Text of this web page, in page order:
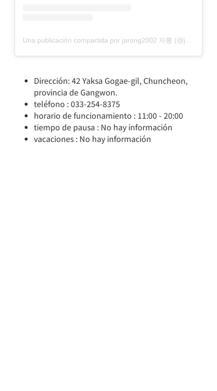
Dirección: 42 Yaksa Gogae-gil, Chuncheon,
provincia de Gangwon.
teléfono : 033-254-8375
horario de funcionamiento : 11:00 - 20:00
tiempo de pausa : No hay información
vacaciones : No hay información